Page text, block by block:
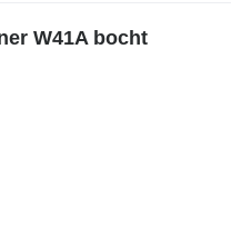
W41A bocht